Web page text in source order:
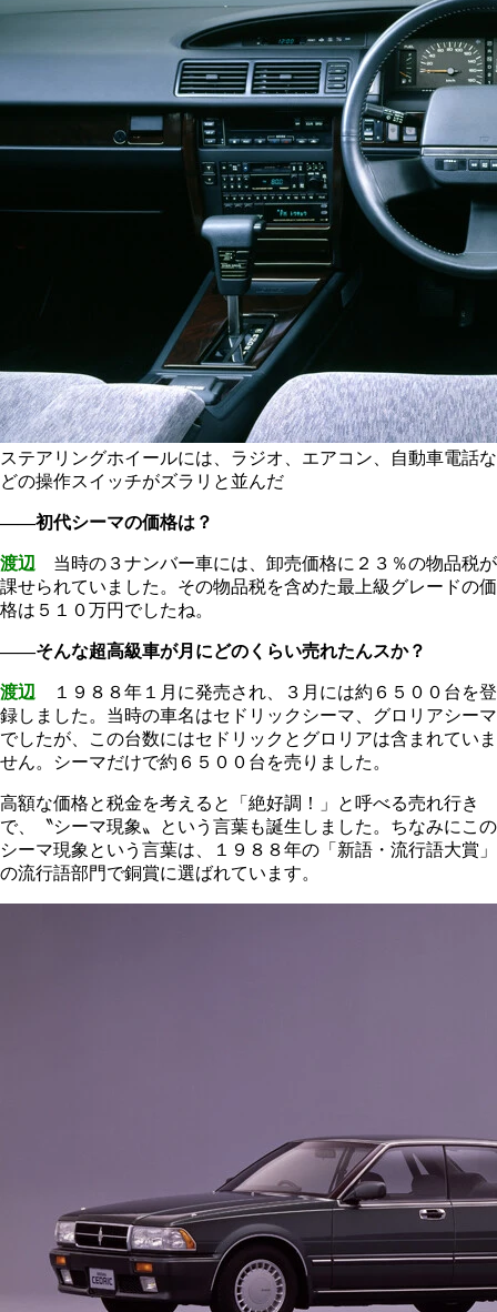
ステアリングホイールには、ラジオ、エアコン、自動車電話な
どの操作スイッチがズラリと並んだ
――初代シーマの価格は？
渡辺 当時の３ナンバー車には、卸売価格に２３％の物品税が
課せられていました。その物品税を含めた最上級グレードの価
格は５１０万円でしたね。
――そんな超高級車が月にどのくらい売れたんスか？
渡辺 １９８８年１月に発売され、３月には約６５００台を登
録しました。当時の車名はセドリックシーマ、グロリアシーマ
でしたが、この台数にはセドリックとグロリアは含まれていま
せん。シーマだけで約６５００台を売りました。
高額な価格と税金を考えると「絶好調！」と呼べる売れ行き
で、〝シーマ現象〟という言葉も誕生しました。ちなみにこの
シーマ現象という言葉は、１９８８年の「新語・流行語大賞」
の流行語部門で銅賞に選ばれています。